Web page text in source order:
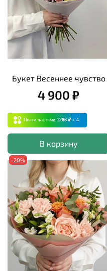
Букет Весеннее чувство
4 900 ₽
Плати частями 1286 ₽ x 4
В корзину
-20%